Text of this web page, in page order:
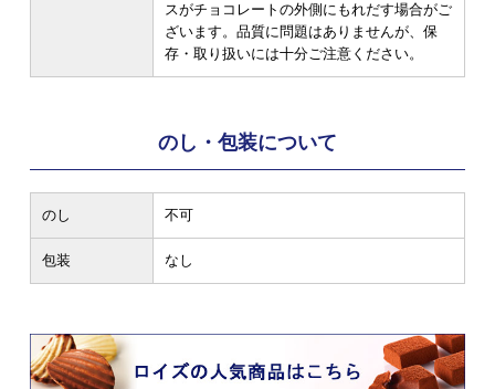
スがチョコレートの外側にもれだす場合がご
ざいます。品質に問題はありませんが、保
存・取り扱いには十分ご注意ください。
のし・包装について
のし 不可
包装 なし